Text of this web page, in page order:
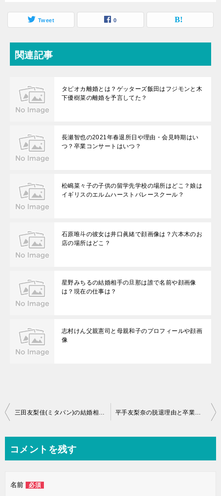
Tweet 0
関連記事
タピオカ離婚とは？ゲッターズ飯田はフジモンと木
下優樹菜の離婚を予言してた？
長瀬智也の2021年春退所日や理由・会見時期はい
つ？卒業コンサートはいつ？
松嶋菜々子の子供の留学先学校の場所はどこ？娘は
イギリスのエルムハーストバレースクール？
石原唯斗の彼女は井口眞緒で顔画像は？六本木のお
店の場所はどこ？
星野みちるの結婚相手の旦那は誰で名前や顔画像
は？現在の仕事は？
志村けん父親憲司と母親和子のプロフィールや顔画
像
投
ビ
ー
三田友梨佳(ミタパン)の結婚相手の旦那は一般男性30代は誰で名前や顔画像は？外資系企業のエリート会社員の勤務先は？ 平手友梨奈の脱退理由と卒業の違いとは？欅坂46のセンターは次は誰？
コメントを残す
名前 必須